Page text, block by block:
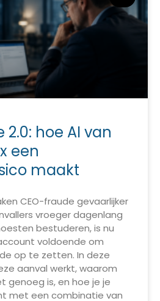
hoe AI van
een
maakt
CEO-fraude gevaarlijker
vroeger dagenlang
bestuderen, is nu
voldoende om
op te zetten. In deze
aanval werkt, waarom
genoeg is, en hoe je je
met een combinatie van